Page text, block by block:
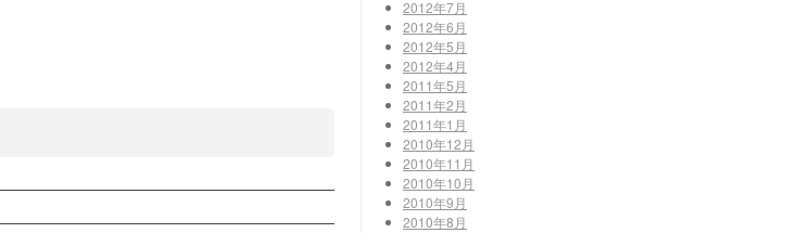
2012年7月
2012年6月
2012年5月
2012年4月
2011年5月
2011年2月
2011年1月
2010年12月
2010年11月
2010年10月
2010年9月
2010年8月